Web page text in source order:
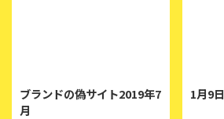
ブランドの偽サイト2019年7
月
1月9